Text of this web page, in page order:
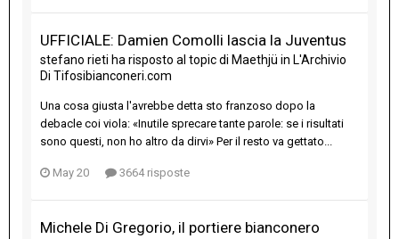
UFFICIALE: Damien Comolli lascia la Juventus
stefano rieti ha risposto al topic di Maethjü in L'Archivio
Di Tifosibianconeri.com
Una cosa giusta l'avrebbe detta sto franzoso dopo la
debacle coi viola: «Inutile sprecare tante parole: se i risultati
sono questi, non ho altro da dirvi» Per il resto va gettato...
May 20 3664 risposte
Michele Di Gregorio, il portiere bianconero